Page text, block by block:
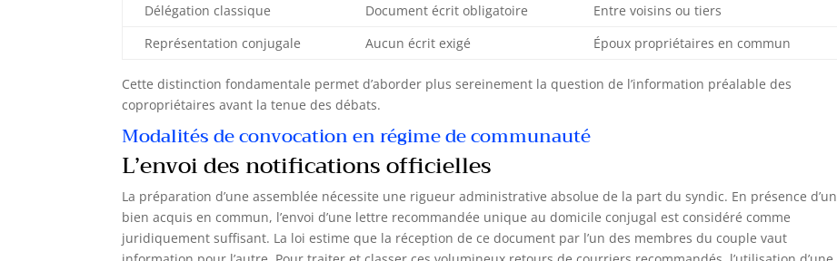
Délégation classique Document écrit obligatoire
Entre voisins ou tiers
Représentation conjugale
Aucun écrit exigé Époux propriétaires en commun
Cette distinction fondamentale permet d’aborder plus sereinement la question de l’information préalable des
copropriétaires avant la tenue des débats.
Modalités de convocation en régime de communauté
L’envoi des notifications officielles
La préparation d’une assemblée nécessite une rigueur administrative absolue de la part du syndic. En présence d’un
bien acquis en commun, l’envoi d’une lettre recommandée unique au domicile conjugal est considéré comme
juridiquement suffisant. La loi estime que la réception de ce document par l’un des membres du couple vaut